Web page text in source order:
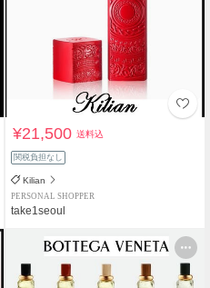
¥21,500送料込
関税負担なし
Kilian
PERSONAL SHOPPER
take1seoul